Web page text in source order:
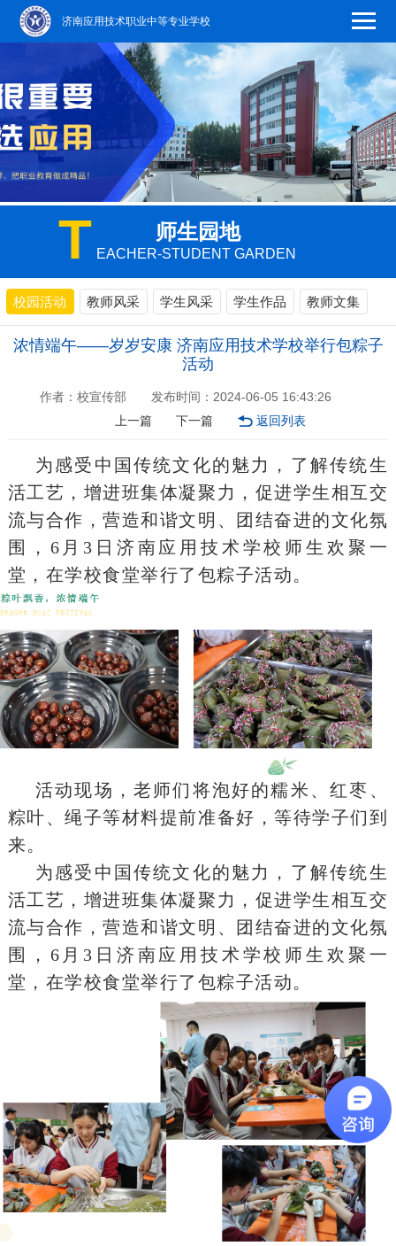
济南应用技术职业中等专业学校
师生园地
T EACHER-STUDENT GARDEN
校园活动 教师风采 学生风采 学生作品 教师文集
浓情端午——岁岁安康 济南应用技术学校举行包粽子
活动
作者：校宣传部
发布时间：2024-06-05 16:43:26
上一篇
下一篇 返回列表
为感受中国传统文化的魅力，了解传统生
活工艺，增进班集体凝聚力，促进学生相互交
流与合作，营造和谐文明、团结奋进的文化氛
围，6月3日济南应用技术学校师生欢聚一
堂，在学校食堂举行了包粽子活动。
活动现场，老师们将泡好的糯米、红枣、
粽叶、绳子等材料提前准备好，等待学子们到
来。
为感受中国传统文化的魅力，了解传统生
活工艺，增进班集体凝聚力，促进学生相互交
流与合作，营造和谐文明、团结奋进的文化氛
围，6月3日济南应用技术学校师生欢聚一
堂，在学校食堂举行了包粽子活动。